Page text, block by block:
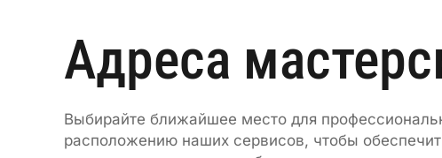
Адреса
Выбирайте ближайшее место для
расположению наших сервисов, чтобы